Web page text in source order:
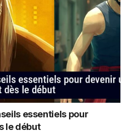
essentiels pour
le début